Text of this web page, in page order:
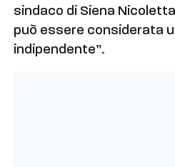
sindaco di Siena Nicoletta
può essere considerata
indipendente”.